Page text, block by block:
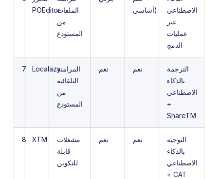
POEditorالملفات
من
المستودع
أساسي)
الاصطناعي
عبر
عمليات
الدمج
7 Localazyالمزامنة
التلقائية
من
المستودع
نعم نعم
الترجمة
بالذكاء
الاصطناعي
+
ShareTM
8 XTM
مشغلات
قابلة
للتكوين
نعم نعم
التوجيه
بالذكاء
الاصطناعي
+ CAT